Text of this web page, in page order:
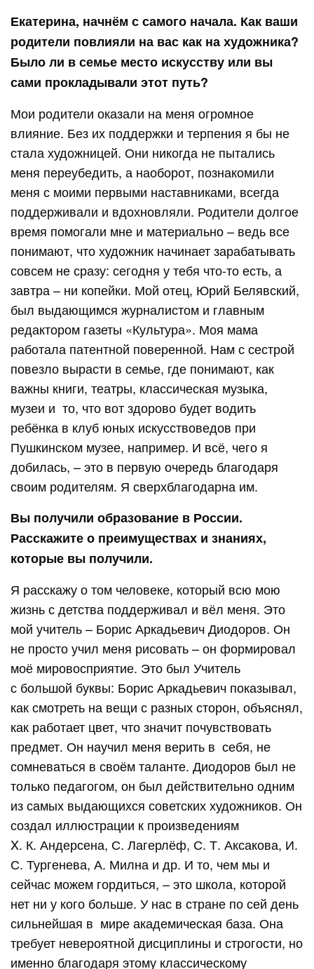
Екатерина, начнём с самого начала. Как ваши
родители повлияли на вас как на художника?
Было ли в семье место искусству или вы
сами прокладывали этот путь?
Мои родители оказали на меня огромное
влияние. Без их поддержки и терпения я бы не
стала художницей. Они никогда не пытались
меня переубедить, а наоборот, познакомили
меня с моими первыми наставниками, всегда
поддерживали и вдохновляли. Родители долгое
время помогали мне и материально – ведь все
понимают, что художник начинает зарабатывать
совсем не сразу: сегодня у тебя что-то есть, а
завтра – ни копейки. Мой отец, Юрий Белявский,
был выдающимся журналистом и главным
редактором газеты «Культура». Моя мама
работала патентной поверенной. Нам с сестрой
повезло вырасти в семье, где понимают, как
важны книги, театры, классическая музыка,
музеи и то, что вот здорово будет водить
ребёнка в клуб юных искусствоведов при
Пушкинском музее, например. И всё, чего я
добилась, – это в первую очередь благодаря
своим родителям. Я сверхблагодарна им.
Вы получили образование в России.
Расскажите о преимуществах и знаниях,
которые вы получили.
Я расскажу о том человеке, который всю мою
жизнь с детства поддерживал и вёл меня. Это
мой учитель – Борис Аркадьевич Диодоров. Он
не просто учил меня рисовать – он формировал
моё мировосприятие. Это был Учитель
с большой буквы: Борис Аркадьевич показывал,
как смотреть на вещи с разных сторон, объяснял,
как работает цвет, что значит почувствовать
предмет. Он научил меня верить в себя, не
сомневаться в своём таланте. Диодоров был не
только педагогом, он был действительно одним
из самых выдающихся советских художников. Он
создал иллюстрации к произведениям
X. К. Андерсена, С. Лагерлёф, С. Т. Аксакова, И.
С. Тургенева, А. Милна и др. И то, чем мы и
сейчас можем гордиться, – это школа, которой
нет ни у кого больше. У нас в стране по сей день
сильнейшая в мире академическая база. Она
требует невероятной дисциплины и строгости, но
именно благодаря этому классическому